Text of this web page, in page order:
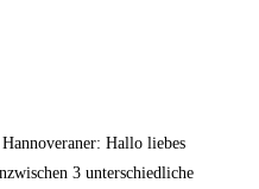
Hallo liebes
3 unterschiedliche